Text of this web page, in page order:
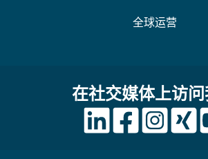
全球运营
在社交媒体上访